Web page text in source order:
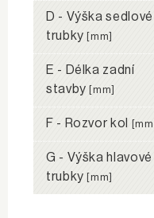
D - Výška sedlové
trubky [mm]
E - Délka zadní
stavby [mm]
F - Rozvor kol [mm]
G - Výška hlavové
trubky [mm]